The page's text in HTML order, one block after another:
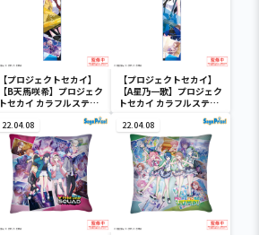
【プロジェクトセカイ】
【B天馬咲希】プロジェク
トセカイ カラフルステー
ジ！ feat. 初音ミク マフ
ラータオル“Leo/need”
【プロジェクトセカイ】
【A星乃一歌】プロジェク
トセカイ カラフルステー
ジ！ feat. 初音ミク マフ
ラータオル“Leo/need”
22.04.08 22.04.08